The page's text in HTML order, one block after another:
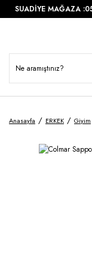
SUADİYE MAĞAZA
Anasayfa ERKEK Giyim